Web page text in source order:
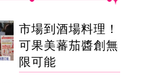
市場到酒場料理！
可果美蕃茄醬創無
限可能